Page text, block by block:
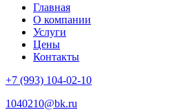
Главная
О компании
Услуги
Цены
Контакты
+7 (993) 104-02-10
1040210@bk.ru